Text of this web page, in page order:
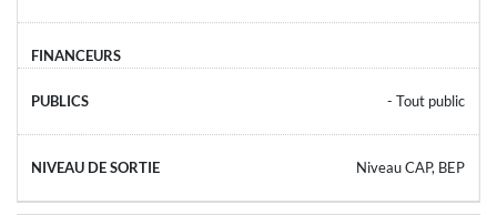
- Tout public
Niveau CAP, BEP